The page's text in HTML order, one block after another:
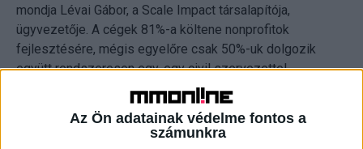
Az Ön adatainak védelme fontos a
számunkra
mondja Lévai Gábor, a Scale Impact társalapítója,
ügyvezetője. A cégek 81%-a költene nonprofitok
fejlesztésére, mégis egyelőre csak 50%-uk dolgozik
együtt rendszeresen egy-egy civil szervezettel.
A cégek a legszívesebben társadalmi ügyek
képviseletére, helyi közösségi ügyekre, a